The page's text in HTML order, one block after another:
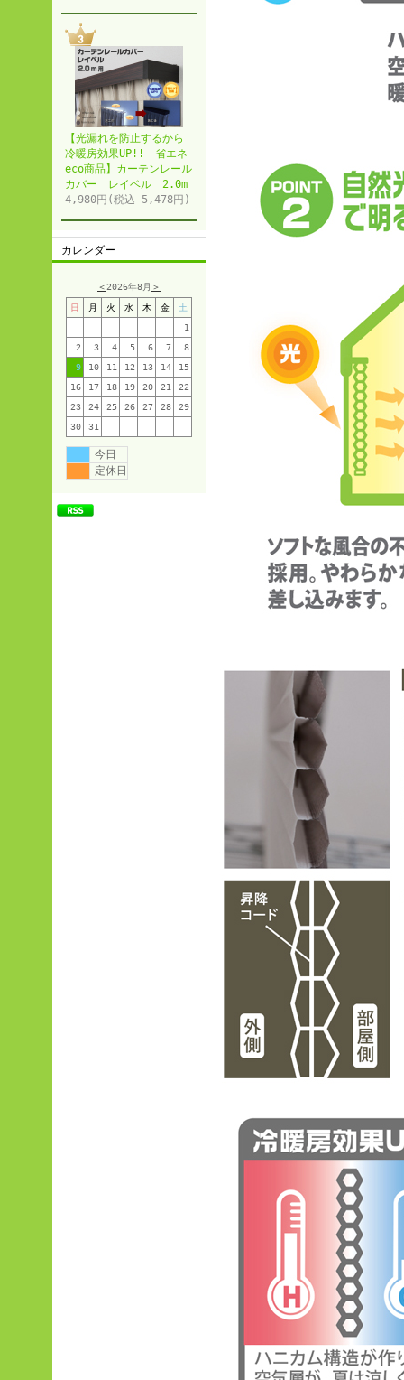
【光漏れを防止するから
冷暖房効果UP!! 省エネ
eco商品】カーテンレール
カバー レイベル 2.0m
4,980円(税込 5,478円)
カレンダー
＜2026年8月 ＞
日 月 火 水 木 金
土
1
2
3 4 5 6 7
8
9
10 11 12 13 14
15
16
17 18 19 20 21
22
23
24 25 26 27 28
29
30
31
今日
定休日